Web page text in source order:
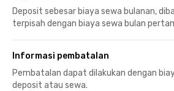
Deposit sebesar biaya sewa bulanan,
terpisah dengan biaya sewa bulan
Informasi pembatalan
Pembatalan dapat dilakukan dengan
deposit atau sewa.